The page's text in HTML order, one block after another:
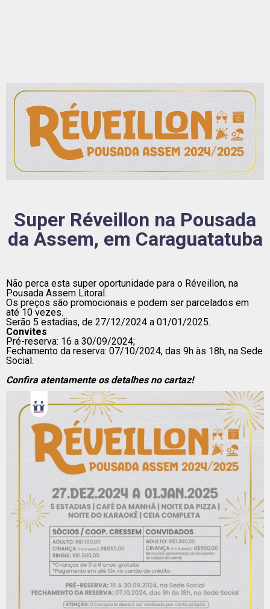
Super Réveillon na Pousada
da Assem, em Caraguatatuba
Não perca esta super oportunidade para o Réveillon, na
Pousada Assem Litoral.
Os preços são promocionais e podem ser parcelados em
até 10 vezes.
Serão 5 estadias, de 27/12/2024 a 01/01/2025.
Convites
Pré-reserva: 16 a 30/09/2024;
Fechamento da reserva: 07/10/2024, das 9h às 18h, na Sede
Social.
Confira atentamente os detalhes no cartaz!